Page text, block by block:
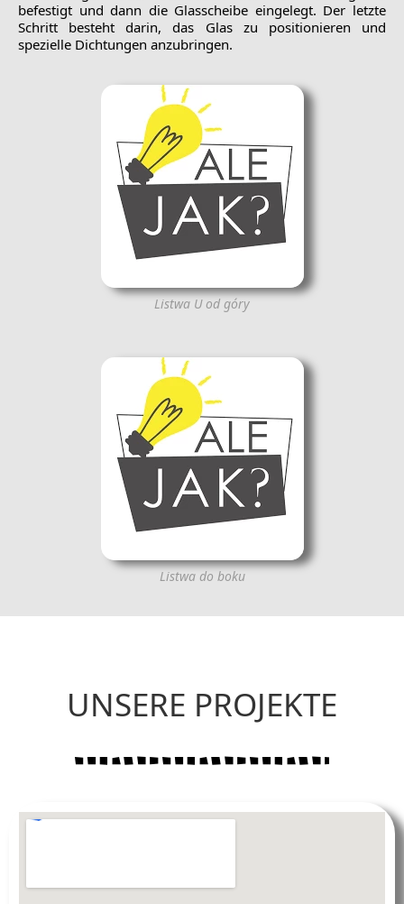
befestigt und dann die Glasscheibe eingelegt. Der letzte
Schritt besteht darin, das Glas zu positionieren und
spezielle Dichtungen anzubringen.
Listwa U od góry
Listwa do boku
UNSERE PROJEKTE